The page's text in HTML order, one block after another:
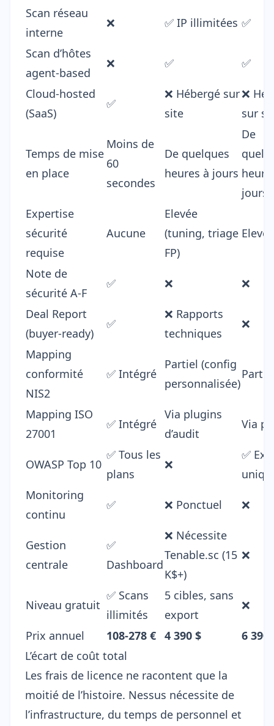
Scan réseau
interne
❌ ✅ IP illimitées ✅
Scan d’hôtes
agent-based
❌ ✅ ✅
Cloud-hosted
(SaaS)
✅
❌ Hébergé sur
site
❌
sur
Temps de mise
en place
Moins de
60
secondes
De quelques
heures à jours
De
jours
Expertise
sécurité
requise
Aucune
Elevée
(tuning, triage
FP)
Elevée
Note de
sécurité A-F
✅ ❌ ❌
Deal Report
(buyer-ready)
✅
❌ Rapports
techniques
❌
Mapping
conformité
NIS2
✅ Intégré
Partiel (config
personnalisée)
Mapping ISO
27001
✅ Intégré
Via plugins
d’audit
Via
OWASP Top 10
✅ Tous les
plans
❌
✅
Monitoring
continu
✅ ❌ Ponctuel ❌
Gestion
centrale
✅
Dashboard
❌ Nécessite
Tenable.sc (15
K$+)
❌
Niveau gratuit
✅ Scans
illimités
5 cibles, sans
export
❌
Prix annuel 108-278 € 4 390 $
6 390
L’écart de coût total
Les frais de licence ne racontent que la
moitié de l’histoire. Nessus nécessite de
l’infrastructure, du temps de personnel et